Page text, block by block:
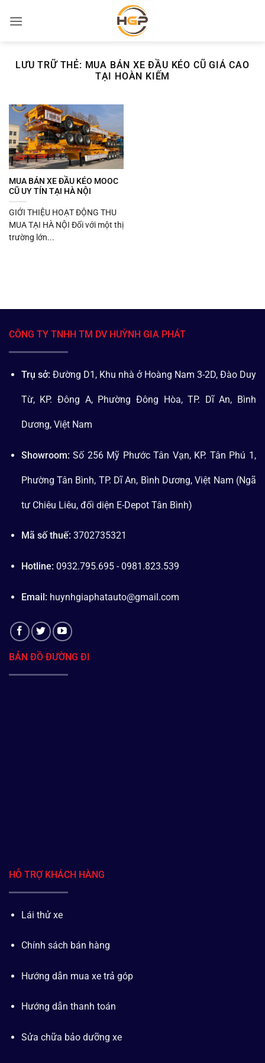
qua
LƯU TRỮ THẺ: MUA BÁN XE ĐẦU KÉO CŨ GIÁ CAO
TẠI HOÀN KIẾM
MUA BÁN XE ĐẦU KÉO MOOC
CŨ UY TÍN TẠI HÀ NỘI
GIỚI THIỆU HOẠT ĐỘNG THU
MUA TẠI HÀ NỘI Đối với một thị
trường lớn...
CÔNG TY TNHH TM DV HUỲNH GIA PHÁT
Trụ sở: Đường D1, Khu nhà ở Hoàng Nam 3-2D, Đào Duy
Từ, KP. Đông A, Phường Đông Hòa, TP. Dĩ An, Bình
Dương, Việt Nam
Showroom: Số 256 Mỹ Phước Tân Vạn, KP. Tân Phú 1,
Phường Tân Bình, TP. Dĩ An, Bình Dương, Việt Nam (Ngã
tư Chiêu Liêu, đối diện E-Depot Tân Bình)
Mã số thuế: 3702735321
Hotline: 0932.795.695 - 0981.823.539
Email: huynhgiaphatauto@gmail.com
BẢN ĐỒ ĐƯỜNG ĐI
HỖ TRỢ KHÁCH HÀNG
Lái thử xe
Chính sách bán hàng
Hướng dẫn mua xe trả góp
Hướng dẫn thanh toán
Sửa chữa bảo dưỡng xe